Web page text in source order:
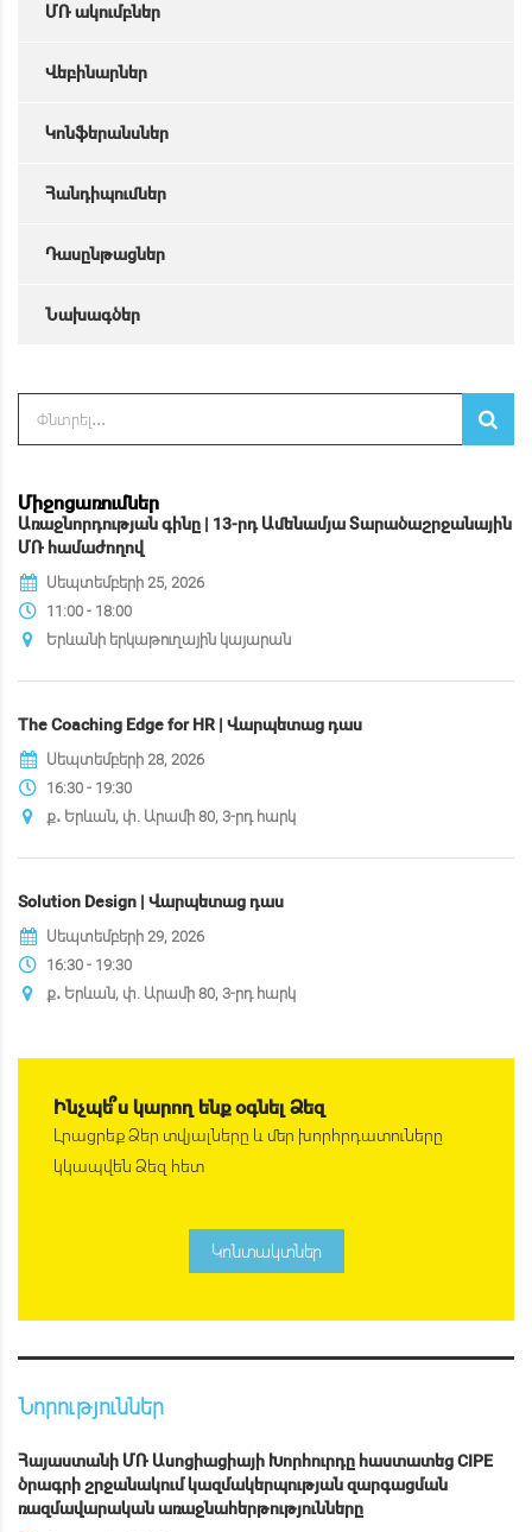
ՄՌ ակումբներ
Վեբինարներ
Կոնֆերանսներ
Հանդիպումներ
Դասընթացներ
Նախագծեր
Միջոցառումներ
Առաջնորդության գինը | 13-րդ Ամենամյա Տարածաշրջանային
ՄՌ համաժողով
Սեպտեմբերի 25, 2026
11:00 - 18:00
Երևանի երկաթուղային կայարան
The Coaching Edge for HR | Վարպետաց դաս
Սեպտեմբերի 28, 2026
16:30 - 19:30
ք․ Երևան, փ. Արամի 80, 3-րդ հարկ
Solution Design | Վարպետաց դաս
Սեպտեմբերի 29, 2026
16:30 - 19:30
ք․ Երևան, փ. Արամի 80, 3-րդ հարկ
Ինչպե՞ս կարող ենք օգնել Ձեզ
Լրացրեք Ձեր տվյալները և մեր խորհրդատուները
կկապվեն Ձեզ հետ
Կոնտակտներ
Նորություններ
Հայաստանի ՄՌ Ասոցիացիայի Խորհուրդը հաստատեց CIPE
ծրագրի շրջանակում կազմակերպության զարգացման
ռազմավարական առաջնահերթությունները